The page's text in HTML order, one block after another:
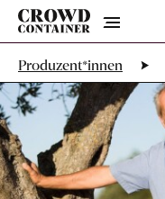
Menu
Produzent*innen